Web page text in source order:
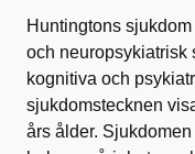
Huntingtons
och neuropsykiatrisk
kognitiva och
sjukdomstecknen
års ålder.